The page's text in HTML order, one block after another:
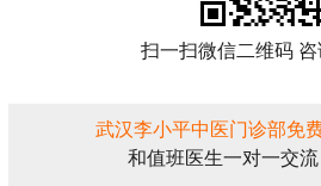
扫一扫微信二维码
武汉李小平中医门诊部免
和值班医生一对一交流